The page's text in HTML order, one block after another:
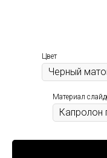
Цвет
Материал